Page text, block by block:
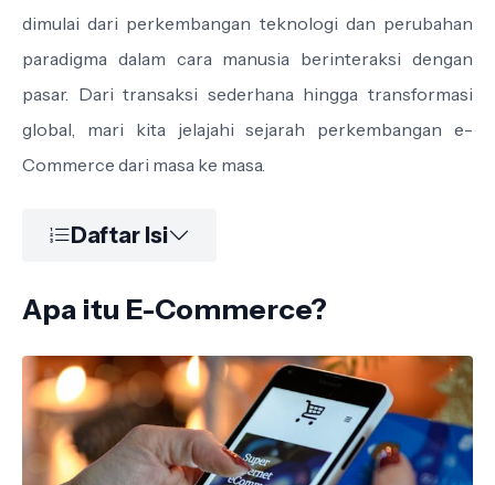
dimulai dari perkembangan teknologi dan perubahan
paradigma dalam cara manusia berinteraksi dengan
pasar. Dari transaksi sederhana hingga transformasi
global, mari kita jelajahi sejarah perkembangan e-
Commerce dari masa ke masa.
Daftar Isi
Apa itu E-Commerce?